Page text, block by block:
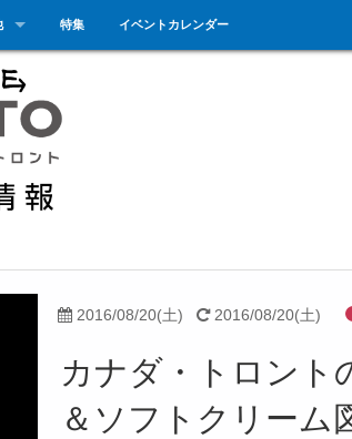
特集 イベントカレンダー
2016/08/20(土) 2016/08/20(土)
カナダ・トロント
＆ソフトクリーム